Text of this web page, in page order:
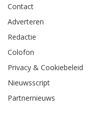
Contact
Adverteren
Redactie
Colofon
Privacy & Cookiebeleid
Nieuwsscript
Partnernieuws